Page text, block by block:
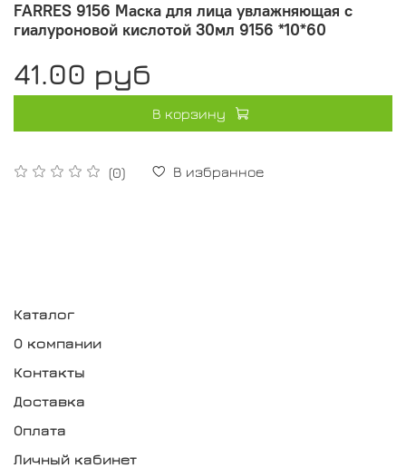
FARRES 9156 Маска для лица увлажняющая с
гиалуроновой кислотой 30мл 9156 *10*60
(0) В избранное
41.00 руб
В корзину
Каталог
О компании
Контакты
Доставка
Оплата
Личный кабинет